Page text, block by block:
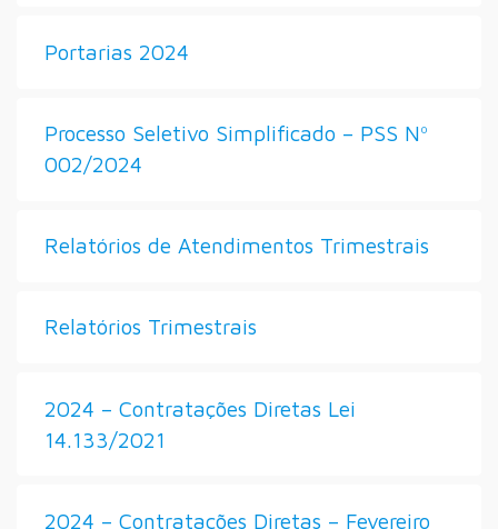
Portarias 2024
Processo Seletivo Simplificado – PSS Nº
002/2024
Relatórios de Atendimentos Trimestrais
Relatórios Trimestrais
2024 – Contratações Diretas Lei
14.133/2021
2024 – Contratações Diretas – Fevereiro